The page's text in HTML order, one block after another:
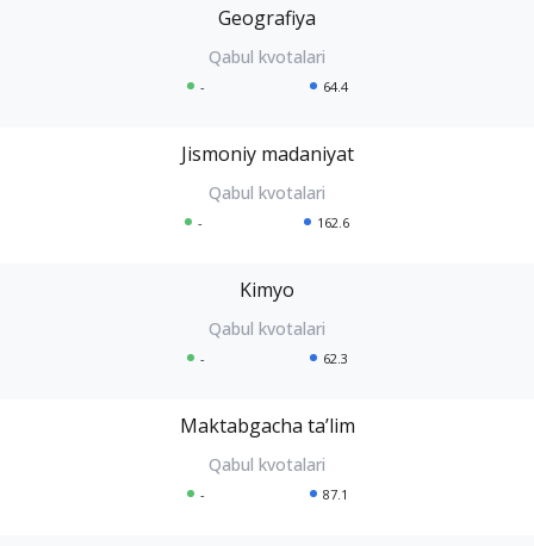
Geografiya
- 64.4
Jismoniy madaniyat
- 162.6
Kimyo
- 62.3
Maktabgacha taʼlim
- 87.1